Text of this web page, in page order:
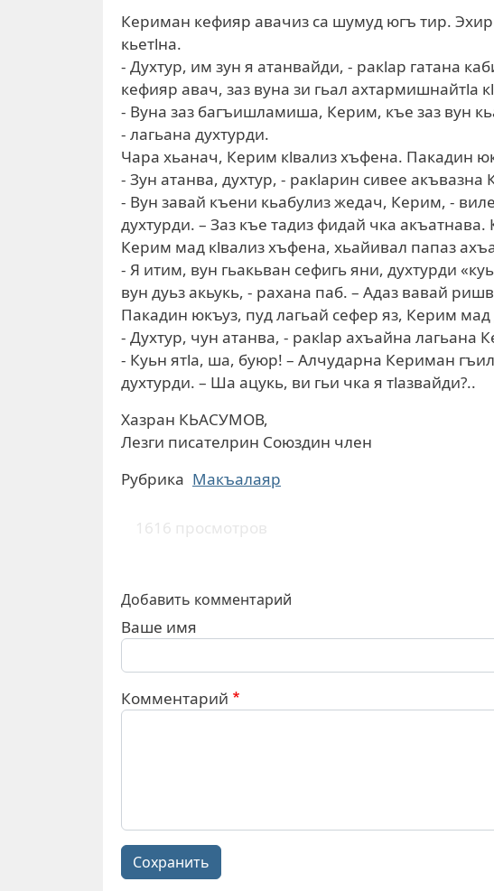
Кериман кефияр авачиз са шумуд югъ тир.
кьетlна.
- Духтур, им зун я атанвайди, - ракlар гатана
кефияр авач, заз вуна зи гьал ахтармишнайтlа
- Вуна заз багъишламиша, Керим, къе заз вун
- лагьана духтурди.
Чара хьанач, Керим кlвализ хъфена. Пакадин
- Зун атанва, духтур, - ракlарин сивее акъвазна
- Вун завай къени кьабулиз жедач, Керим, -
духтурди. – Заз къе тадиз фидай чка
Керим мад кlвализ хъфена, хьайивал папаз
- Я итим, вун гьакьван сефигь яни, духтурди
вун дуьз акьукь, - рахана паб. – Адаз вавай
Пакадин юкъуз, пуд лагьай сефер яз, Керим
- Духтур, чун атанва, - ракlар ахъайна лагьана
- Куьн ятlа, ша, буюр! – Алчударна Кериман
духтурди. – Ша ацукь, ви гьи чка я тlазвайди?..
Хазран КЬАСУМОВ,
Лезги писателрин Союздин член
Рубрика Макъалаяр
1616 просмотров
Добавить комментарий
Ваше имя
Комментарий
Сохранить